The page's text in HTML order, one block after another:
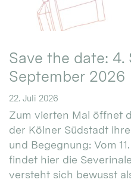
Save the date: 4.
September 2026
22. Juli 2026
Zum vierten Mal öffnet
der Kölner Südstadt
und Begegnung: Vom
findet hier die
versteht sich bewusst